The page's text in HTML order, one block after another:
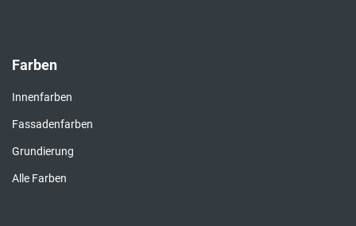
Farben
Innenfarben
Fassadenfarben
Grundierung
Alle Farben